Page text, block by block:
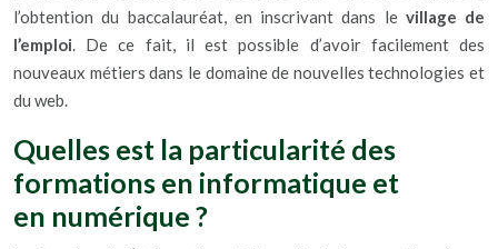
l’obtention du baccalauréat, en inscrivant dans le village de
l’emploi. De ce fait, il est possible d’avoir facilement des
nouveaux métiers dans le domaine de nouvelles technologies et
du web.
Quelles est la particularité des
formations en informatique et
en numérique ?